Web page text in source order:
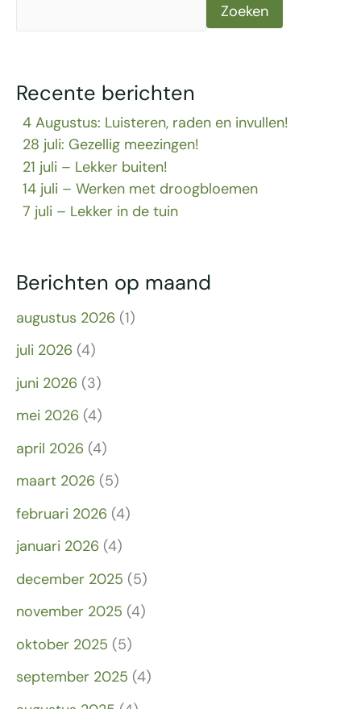
Zoeken
Recente berichten
4 Augustus: Luisteren, raden en invullen!
28 juli: Gezellig meezingen!
21 juli – Lekker buiten!
14 juli – Werken met droogbloemen
7 juli – Lekker in de tuin
Berichten op maand
augustus 2026 (1)
juli 2026 (4)
juni 2026 (3)
mei 2026 (4)
april 2026 (4)
maart 2026 (5)
februari 2026 (4)
januari 2026 (4)
december 2025 (5)
november 2025 (4)
oktober 2025 (5)
september 2025 (4)